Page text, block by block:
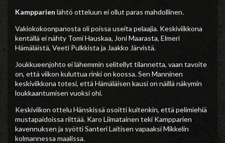
Kampparien lähtö otteluun ei ollut paras mahdollinen.
Vakiokokoonpanosta oli poissa useita pelaajia. Keskiviikkona
kentällä ei nähty Tomi Hauskaa, Joni Maarasta, Elmeri
Hämäläistä, Veeti Pulkkista ja Jaakko Järvistä.
Joukkueenjohto ei lähemmin selitellyt tilannetta, vaan tavoite
on, että viikon kuluttua rinki on koossa. Sen Manninen
keskiviikkona totesi, että Hämäläisen kausi on näillä näkymin
loukkaantumisen vuoksi ohi.
Keskiviikon ottelu Hänskissä osoitti kuitenkin, että pelimiehiä
mustapaidoissa riittää. Karo Liimatainen teki Kampparien
kavennuksen ja syötti Santeri Laitisen vapaaksi Mikkelin
kolmannessa maalissa.